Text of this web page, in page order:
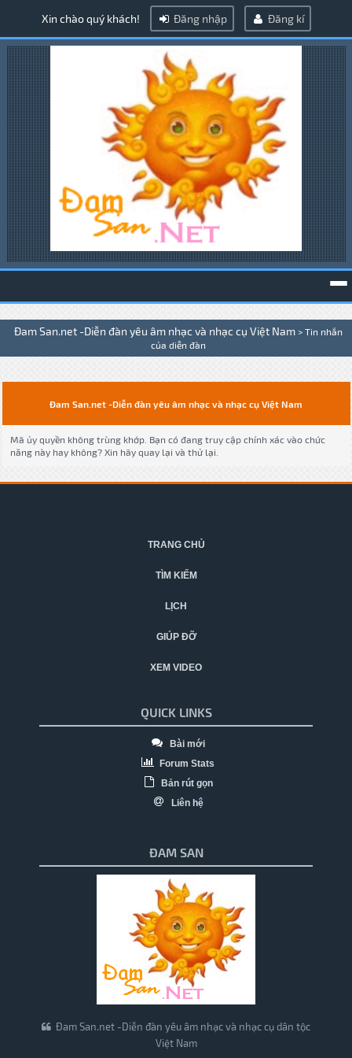
Xin chào quý khách! Đăng nhập Đăng kí
Đam San.net -Diễn đàn yêu âm nhạc và nhạc cụ Việt Nam > Tin nhắn
của diễn đàn
Đam San.net -Diễn đàn yêu âm nhạc và nhạc cụ Việt Nam
Mã ủy quyền không trùng khớp. Bạn có đang truy cập chính xác vào chức
năng này hay không? Xin hãy quay lại và thử lại.
TRANG CHỦ
TÌM KIẾM
LỊCH
GIÚP ĐỠ
XEM VIDEO
QUICK LINKS
Bài mới
Forum Stats
Bản rút gọn
Liên hệ
ĐAM SAN
Đam San.net -Diễn đàn yêu âm nhạc và nhạc cụ dân tộc
Việt Nam